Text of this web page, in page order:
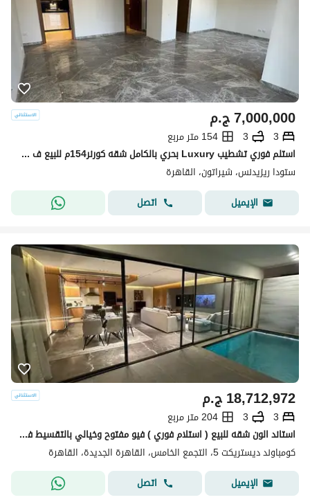
ج.م7,000,000
3
3
154 متر مربع
استلم فوري تشطيب Luxury بحري بالكامل شقه كورنر154م للبيع ف ستودا شيراتون دقائق من تاج سيتي وجاردينيا Stoda Sheraton Minutes Taj City Heliopolis
ستودا ريزيدنس، شيراتون، القاهرة
الإيميل
اتصل
ج.م18,712,972
3
3
204 متر مربع
استاند الون شقه للبيع ( استلام فوري ) فيو مفتوح وخيالي بالتقسيط في كمبوند ديستركت 5 في التجمع الخامس بجوار نيو قطاميه
كومباوند ديستريكت 5، التجمع الخامس، القاهرة الجديدة، القاهرة
الإيميل
اتصل